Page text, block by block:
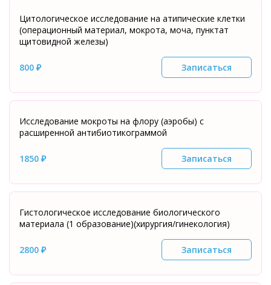
Цитологическое исследование на атипические клетки
(операционный материал, мокрота, моча, пунктат
щитовидной железы)
800 ₽ Записаться
Исследование мокроты на флору (аэробы) с
расширенной антибиотикограммой
1850 ₽ Записаться
Гистологическое исследование биологического
материала (1 образование)(хирургия/гинекология)
2800 ₽ Записаться